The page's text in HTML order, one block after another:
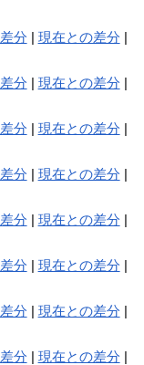
差分| 現在との差分|
差分| 現在との差分|
差分| 現在との差分|
差分| 現在との差分|
差分| 現在との差分|
差分| 現在との差分|
差分| 現在との差分|
差分| 現在との差分|